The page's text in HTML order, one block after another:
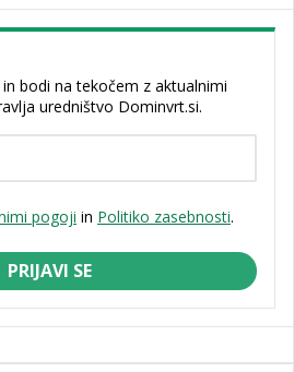
bodi na tekočem z aktualnimi
uredništvo Dominvrt.si.
pogoji in Politiko zasebnosti.
PRIJAVI SE